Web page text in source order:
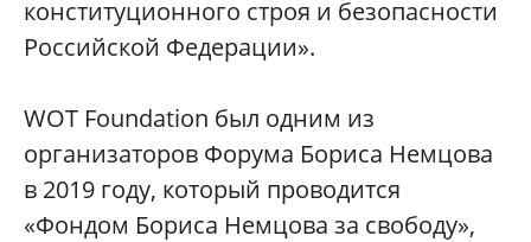
конституционного строя и безопасности
Российской Федерации».
WOT Foundation был одним из
организаторов Форума Бориса Немцова
в 2019 году, который проводится
«Фондом Бориса Немцова за свободу»,